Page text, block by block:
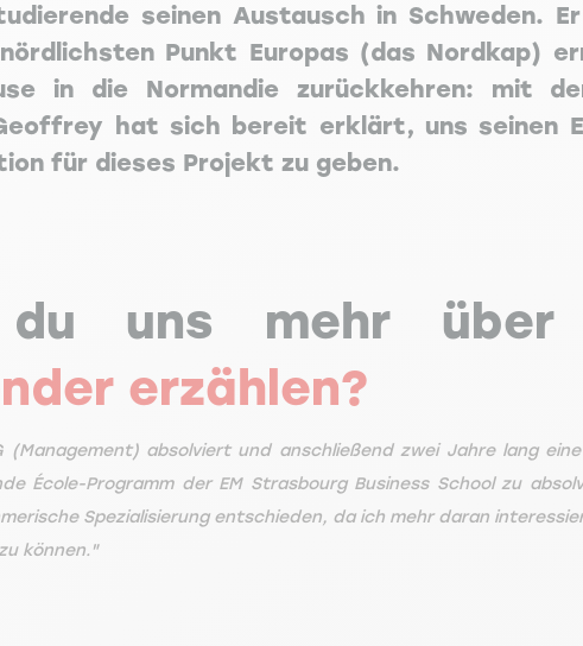
seinen Austausch in
Punkt Europas (das Nordkap)
in die Normandie zurückkehren: mit
hat sich bereit erklärt, uns seinen
für dieses Projekt zu geben.
du uns mehr über
erzählen?
(Management) absolviert und anschließend zwei Jahre lang
École-Programm der EM Strasbourg Business School zu
Spezialisierung entschieden, da ich mehr daran
können."